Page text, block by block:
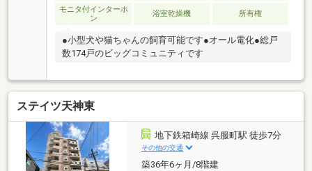
数174戸のコミュニティです。またペットの飼育も可
能（規約の定めあり）な物件になります。
モニタ付インターホ
ン
浴室乾燥機 所有権
●小型犬や猫ちゃんの飼育可能です●オール電化●総戸
数174戸のビッグコミュニティです
ステイツ天神東
地下鉄箱崎線 呉服町駅 徒歩7分
その他の交通
築36年6ヶ月/8階建